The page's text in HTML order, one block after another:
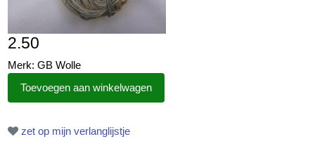
2.50
Merk: GB Wolle
zet op mijn verlanglijstje